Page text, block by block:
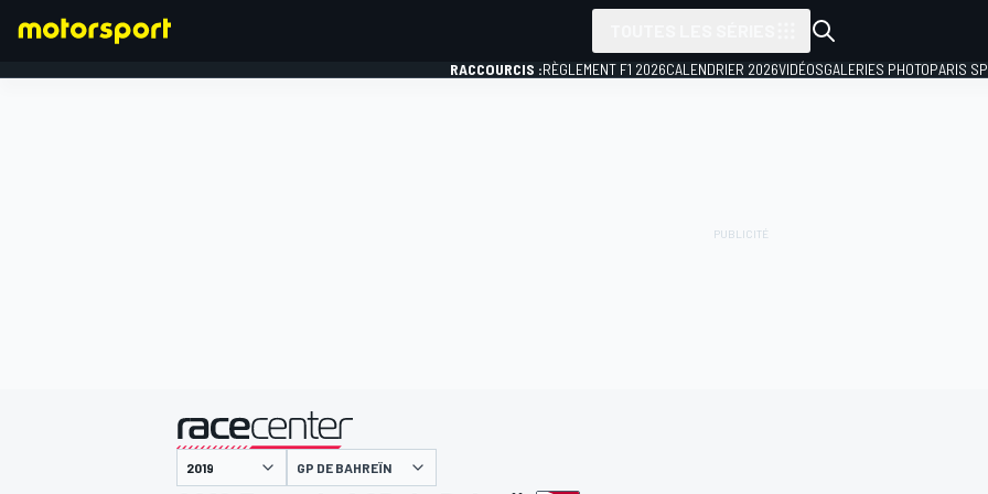
RACCOURCIS :RÈGLEMENT F1 2026CALENDRIER 2026VIDÉOSGALERIES PHOTOPARIS
présenté par
GP DE BAHREÏN